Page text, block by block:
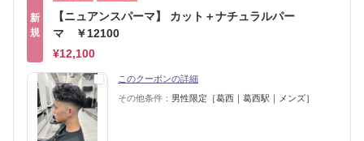
新
規
【ニュアンスパーマ】 カット＋ナチュラルパー
マ ￥12100
¥12,100
このクーポンの詳細
その他条件： 男性限定［葛西｜葛西駅｜メンズ］